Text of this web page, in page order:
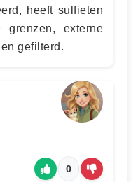
heeft sulfieten
externe
gefilterd.
0